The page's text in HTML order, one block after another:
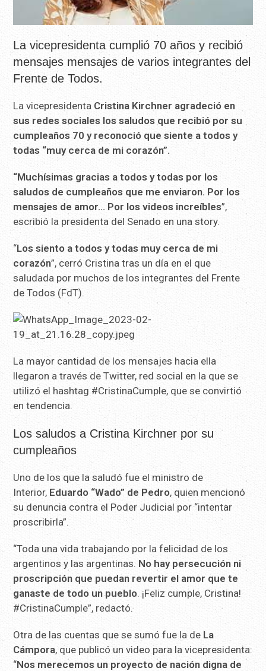
La vicepresidenta cumplió 70 años y recibió
mensajes mensajes de varios integrantes del
Frente de Todos.
La vicepresidenta Cristina Kirchner agradeció en
sus redes sociales los saludos que recibió por su
cumpleaños 70 y reconoció que siente a todos y
todas “muy cerca de mi corazón”.
“Muchísimas gracias a todos y todas por los
saludos de cumpleaños que me enviaron. Por los
mensajes de amor… Por los videos increíbles”,
escribió la presidenta del Senado en una story.
“Los siento a todos y todas muy cerca de mi
corazón”, cerró Cristina tras un día en el que
saludada por muchos de los integrantes del Frente
de Todos (FdT).
La mayor cantidad de los mensajes hacia ella
llegaron a través de Twitter, red social en la que se
utilizó el hashtag #CristinaCumple, que se convirtió
en tendencia.
Los saludos a Cristina Kirchner por su
cumpleaños
Uno de los que la saludó fue el ministro de
Interior, Eduardo “Wado” de Pedro, quien mencionó
su denuncia contra el Poder Judicial por “intentar
proscribirla”.
“Toda una vida trabajando por la felicidad de los
argentinos y las argentinas. No hay persecución ni
proscripción que puedan revertir el amor que te
ganaste de todo un pueblo. ¡Feliz cumple, Cristina!
#CristinaCumple”, redactó.
Otra de las cuentas que se sumó fue la de La
Cámpora, que publicó un video para la vicepresidenta:
“Nos merecemos un proyecto de nación digna de